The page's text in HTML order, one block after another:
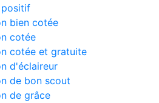
bien cotée
cotée
cotée et gratuite
d'éclaireur
de bon scout
de grâce